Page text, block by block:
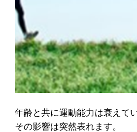
年齢と共に運動能力は衰えて
その影響は突然表れます。